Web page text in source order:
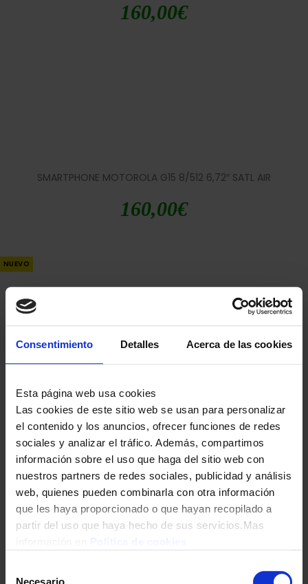
Consentimiento Detalles Acerca de las cookies
Esta página web usa cookies
Las cookies de este sitio web se usan para personalizar
el contenido y los anuncios, ofrecer funciones de redes
sociales y analizar el tráfico. Además, compartimos
información sobre el uso que haga del sitio web con
nuestros partners de redes sociales, publicidad y análisis
web, quienes pueden combinarla con otra información
que les haya proporcionado o que hayan recopilado a
partir del uso que haya hecho de sus servicios.Mas
Necesario
160,00€
SMARTPHONE MOTOROLA G15 8/512 6,72″ SATL AIR
160,00€
NUEVO
239,00€
SMARTPHONE REALME 14T 5G 8/256 6,67″ PURPLE